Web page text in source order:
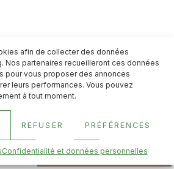
afin de collecter des données
Nos partenaires recueilleront ces données
pour vous proposer des annonces
leurs performances. Vous pouvez
à tout moment.
REFUSER PRÉFÉRENCES
Confidentialité et données personnelles
Réserver